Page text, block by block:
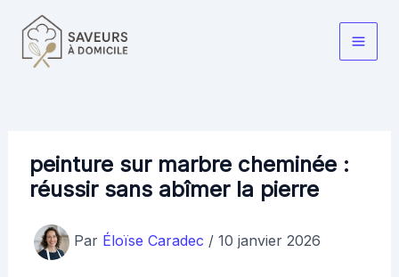
contenu
Main
peinture sur marbre cheminée :
réussir sans abîmer la pierre
Par Éloïse Caradec / 10 janvier 2026